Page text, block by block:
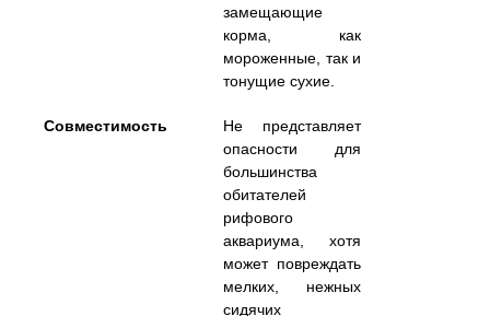
замещающие
корма, как
мороженные, так и
тонущие сухие.
Совместимость
Не представляет
опасности для
большинства
обитателей
рифового
аквариума, хотя
может повреждать
мелких, нежных
сидячих